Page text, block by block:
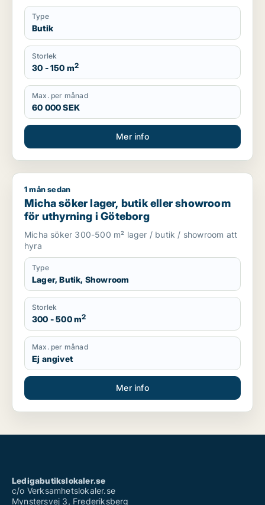
Type
Butik
Storlek
30 - 150 m2
Max. per månad
60 000 SEK
Mer info
Micha söker lager, butik eller showroom för uthyrning i
1 mån sedan
Micha söker lager, butik eller showroom
för uthyrning i Göteborg
Micha söker 300-500 m² lager / butik / showroom att
hyra
Type
Lager, Butik, Showroom
Storlek
300 - 500 m2
Max. per månad
Ej angivet
Mer info
Ledigabutikslokaler.se
c/o Verksamhetslokaler.se
Mynstersvej 3, Frederiksberg